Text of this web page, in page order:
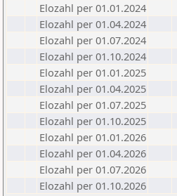
Elozahl per 01.01.2024
Elozahl per 01.04.2024
Elozahl per 01.07.2024
Elozahl per 01.10.2024
Elozahl per 01.01.2025
Elozahl per 01.04.2025
Elozahl per 01.07.2025
Elozahl per 01.10.2025
Elozahl per 01.01.2026
Elozahl per 01.04.2026
Elozahl per 01.07.2026
Elozahl per 01.10.2026